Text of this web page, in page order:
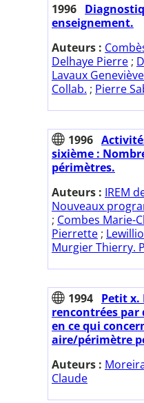
1996
enseignement.
Auteurs :
Delhaye Pierre ;
Lavaux
Collab. ; Pierre
1996
sixième :
périmètres.
Auteurs : IREM
Nouveaux
; Combes Marie-
Pierrette ;
Murgier Thierry.
1994 Petit x.
rencontrées par
en ce qui
aire/périmètre
Auteurs :
Claude